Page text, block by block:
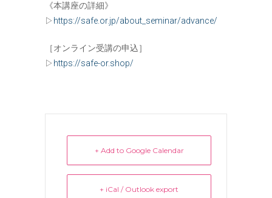
《本講座の詳細》
▷ https://safe.or.jp/about_seminar/advance/
［オンライン受講の申込］
▷ https://safe-or.shop/
+ Add to Google Calendar
+ iCal / Outlook export